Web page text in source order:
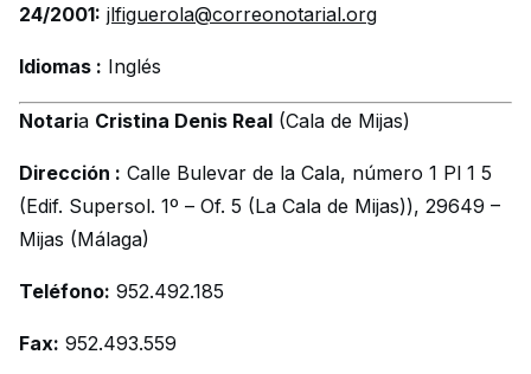
24/2001: jlfiguerola@correonotarial.org
Idiomas : Inglés
Notaria Cristina Denis Real (Cala de Mijas)
Dirección : Calle Bulevar de la Cala, número 1 Pl 1 5
(Edif. Supersol. 1º – Of. 5 (La Cala de Mijas)), 29649 –
Mijas (Málaga)
Teléfono: 952.492.185
Fax: 952.493.559